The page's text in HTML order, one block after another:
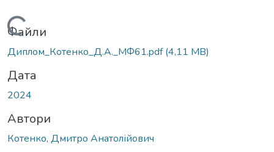
Вантажиться...
Файли
Диплом_Котенко_Д.А._МФ61.pdf(4,11 MB)
Дата
2024
Автори
Котенко, Дмитро Анатолійович